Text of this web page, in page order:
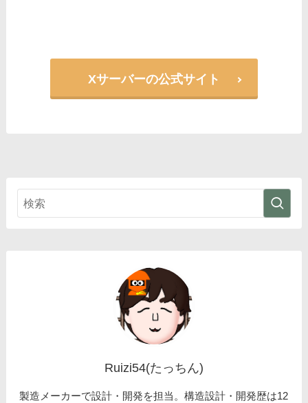
Xサーバーの公式サイト
Ruizi54(たっちん)
製造メーカーで設計・開発を担当。構造設計・開発歴は12